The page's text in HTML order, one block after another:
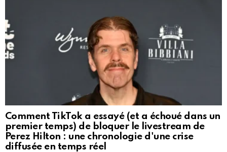
Comment TikTok a essayé (et a échoué dans un
premier temps) de bloquer le livestream de
Perez Hilton : une chronologie d'une crise
diffusée en temps réel